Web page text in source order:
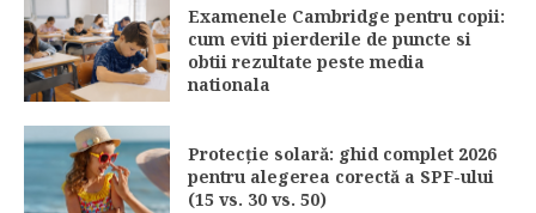
Examenele Cambridge pentru copii:
cum eviti pierderile de puncte si
obtii rezultate peste media
nationala
Protecție solară: ghid complet 2026
pentru alegerea corectă a SPF-ului
(15 vs. 30 vs. 50)